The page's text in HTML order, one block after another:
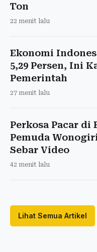
Ton
22 menit lalu
Ekonomi
5,29 Persen, Ini
Pemerintah
27 menit lalu
Perkosa Pacar di
Pemuda
Sebar Video
42 menit lalu
Lihat Semua Artikel